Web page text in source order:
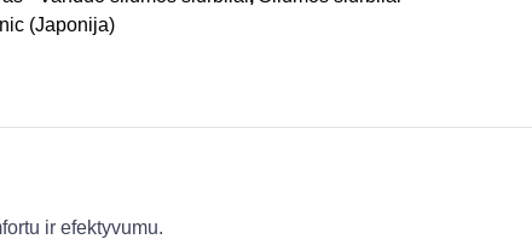
(Japonija)
ir efektyvumu.